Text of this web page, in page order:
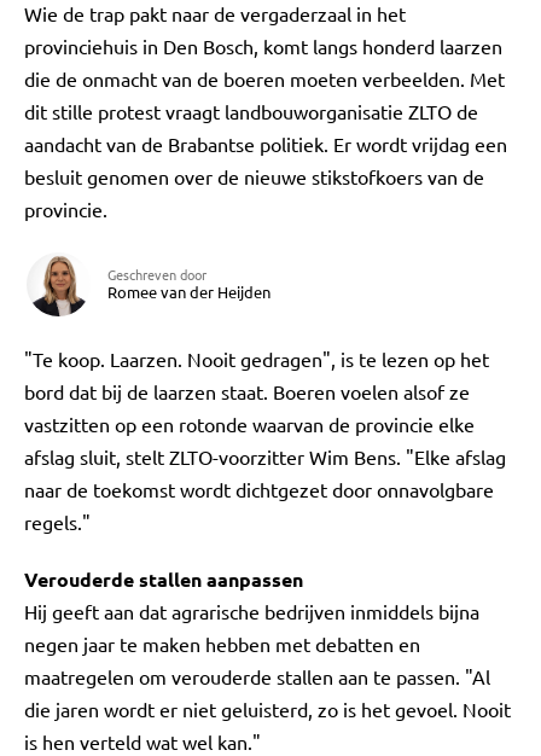
Wie de trap pakt naar de vergaderzaal in het
provinciehuis in Den Bosch, komt langs honderd laarzen
die de onmacht van de boeren moeten verbeelden. Met
dit stille protest vraagt landbouworganisatie ZLTO de
aandacht van de Brabantse politiek. Er wordt vrijdag een
besluit genomen over de nieuwe stikstofkoers van de
provincie.
Geschreven door
Romee van der Heijden
"Te koop. Laarzen. Nooit gedragen", is te lezen op het
bord dat bij de laarzen staat. Boeren voelen alsof ze
vastzitten op een rotonde waarvan de provincie elke
afslag sluit, stelt ZLTO-voorzitter Wim Bens. "Elke afslag
naar de toekomst wordt dichtgezet door onnavolgbare
regels."
Verouderde stallen aanpassen
Hij geeft aan dat agrarische bedrijven inmiddels bijna
negen jaar te maken hebben met debatten en
maatregelen om verouderde stallen aan te passen. "Al
die jaren wordt er niet geluisterd, zo is het gevoel. Nooit
is hen verteld wat wel kan."